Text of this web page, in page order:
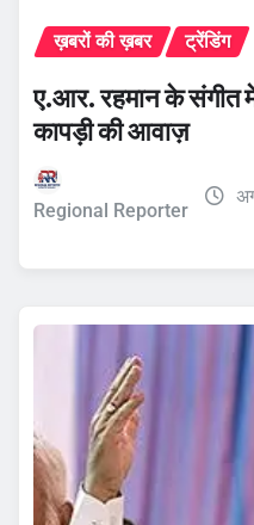
ख़बरों की ख़बर ट्रेंडिंग
ए.आर. रहमान के संगीत
कापड़ी की आवाज़
Regional Reporter